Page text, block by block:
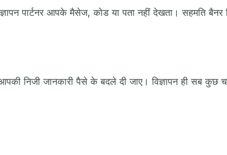
पार्टनर आपके मैसेज, कोड या पता नहीं देखता। सहमति
निजी जानकारी पैसे के बदले दी जाए। विज्ञापन ही सब कुछ